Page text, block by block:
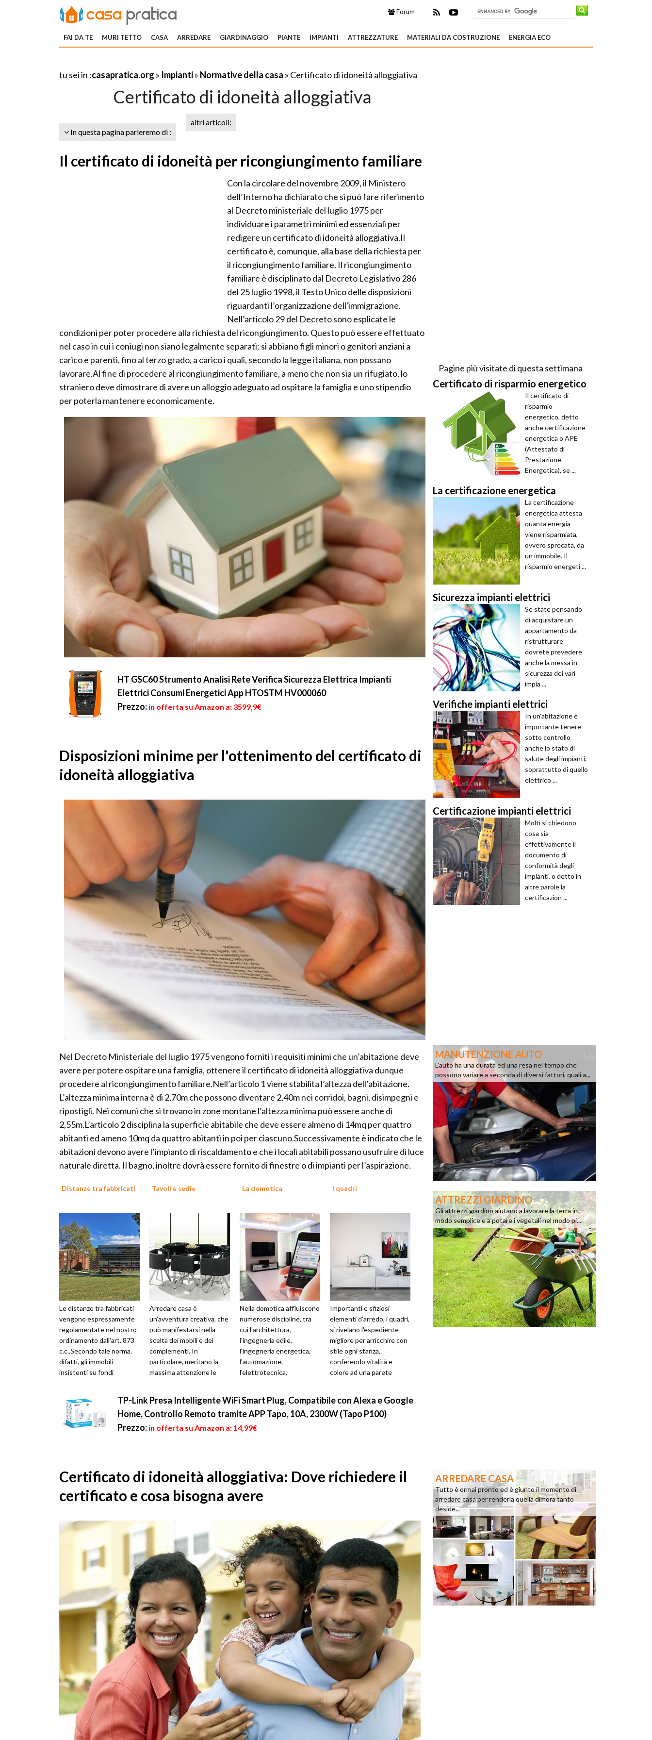
Forum
FAI DA TE MURI TETTO CASA ARREDARE GIARDINAGGIO PIANTE IMPIANTI ATTREZZATURE MATERIALI DA COSTRUZIONE ENERGIA ECO
tu sei in :casapratica.org » Impianti» Normative della casa » Certificato di idoneità alloggiativa
Certificato di idoneità alloggiativa
In questa pagina parleremo di :
altri articoli:
Il certificato di idoneità per ricongiungimento familiare
Con la circolare del novembre 2009, il Ministero
dell’Interno ha dichiarato che si può fare riferimento
al Decreto ministeriale del luglio 1975 per
individuare i parametri minimi ed essenziali per
redigere un certificato di idoneità alloggiativa.Il
certificato è, comunque, alla base della richiesta per
il ricongiungimento familiare. Il ricongiungimento
familiare è disciplinato dal Decreto Legislativo 286
del 25 luglio 1998, il Testo Unico delle disposizioni
riguardanti l’organizzazione dell'immigrazione.
Nell’articolo 29 del Decreto sono esplicate le
condizioni per poter procedere alla richiesta del ricongiungimento. Questo può essere effettuato
nel caso in cui i coniugi non siano legalmente separati; si abbiano figli minori o genitori anziani a
carico e parenti, fino al terzo grado, a carico i quali, secondo la legge italiana, non possano
lavorare.Al fine di procedere al ricongiungimento familiare, a meno che non sia un rifugiato, lo
straniero deve dimostrare di avere un alloggio adeguato ad ospitare la famiglia e uno stipendio
per poterla mantenere economicamente.
HT GSC60 Strumento Analisi Rete Verifica Sicurezza Elettrica Impianti
Elettrici Consumi Energetici App HTOSTM HV000060
Prezzo: in offerta su Amazon a: 3599,9€
Disposizioni minime per l'ottenimento del certificato di
idoneità alloggiativa
Nel Decreto Ministeriale del luglio 1975 vengono forniti i requisiti minimi che un’abitazione deve
avere per potere ospitare una famiglia, ottenere il certificato di idoneità alloggiativa dunque
procedere al ricongiungimento familiare.Nell’articolo 1 viene stabilita l’altezza dell’abitazione.
L’altezza minima interna è di 2,70m che possono diventare 2,40m nei corridoi, bagni, disimpegni e
ripostigli. Nei comuni che si trovano in zone montane l’altezza minima può essere anche di
2,55m.L’articolo 2 disciplina la superficie abitabile che deve essere almeno di 14mq per quattro
abitanti ed ameno 10mq da quattro abitanti in poi per ciascuno.Successivamente è indicato che le
abitazioni devono avere l’impianto di riscaldamento e che i locali abitabili possano usufruire di luce
naturale diretta. Il bagno, inoltre dovrà essere fornito di finestre o di impianti per l’aspirazione.
Distanze tra fabbricati
Le distanze tra fabbricati
vengono espressamente
regolamentate nel nostro
ordinamento dall'art. 873
c.c..Secondo tale norma,
difatti, gli immobili
insistenti su fondi
Tavoli e sedie
Arredare casa è
un'avventura creativa, che
può manifestarsi nella
scelta dei mobili e dei
complementi. In
particolare, meritano la
massima attenzione le
La domotica
Nella domotica affluiscono
numerose discipline, tra
cui l'architettura,
l'ingegneria edile,
l'ingegneria energetica,
l'automazione,
l'elettrotecnica,
abbiamo detto,...
I quadri
Importanti e sfiziosi
elementi d'arredo, i quadri,
si rivelano l'espediente
migliore per arricchire con
stile ogni stanza,
conferendo vitalità e
colore ad una parete
TP-Link Presa Intelligente WiFi Smart Plug, Compatibile con Alexa e Google
Home, Controllo Remoto tramite APP Tapo, 10A, 2300W (Tapo P100)
Prezzo: in offerta su Amazon a: 14,99€
Certificato di idoneità alloggiativa: Dove richiedere il
certificato e cosa bisogna avere
Pagine più visitate di questa settimana
Certificato di risparmio energetico
Il certificato di
risparmio
energetico, detto
anche certificazione
energetica o APE
(Attestato di
Prestazione
Energetica), se ...
La certificazione energetica
La certificazione
energetica attesta
quanta energia
viene risparmiata,
ovvero sprecata, da
un immobile. Il
risparmio energeti ...
Sicurezza impianti elettrici
Se state pensando
di acquistare un
appartamento da
ristrutturare
dovrete prevedere
anche la messa in
sicurezza dei vari
impia ...
Verifiche impianti elettrici
In un’abitazione è
importante tenere
sotto controllo
anche lo stato di
salute degli impianti,
soprattutto di quello
elettrico ...
Certificazione impianti elettrici
Molti si chiedono
cosa sia
effettivamente il
documento di
conformità degli
impianti, o detto in
altre parole la
certificazion ...
MANUTENZIONE AUTO
L'auto ha una durata ed una resa nel tempo che
possono variare a seconda di diversi fattori, quali a...
ATTREZZI GIARDINO
Gli attrezzi giardino aiutano a lavorare la terra in
modo semplice e a potare i vegetali nel modo pi...
ARREDARE CASA
Tutto è ormai pronto ed è giunto il momento di
arredare casa per renderla quella dimora tanto
deside...